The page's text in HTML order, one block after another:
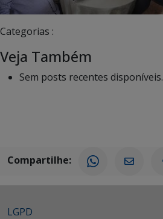
Categorias :
Veja Também
Sem posts recentes disponíveis.
Compartilhe:
LGPD